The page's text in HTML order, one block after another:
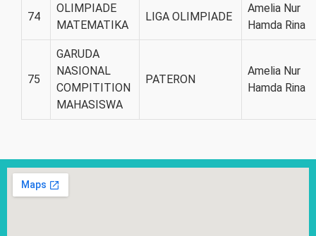
74
OLIMPIADE
MATEMATIKA
LIGA OLIMPIADE
Amelia Nur
Hamda Rina
75
GARUDA
NASIONAL
COMPITITION
MAHASISWA
PATERON
Amelia Nur
Hamda Rina